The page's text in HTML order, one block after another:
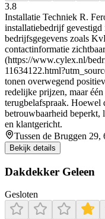
3.8
Installatie Techniek R.
installatiebedrijf
bedrijfsgegevens zoals
contactinformatie
(https://www.cylex.nl/
tonen overwegend
redelijke prijzen, maar
terugbelafspraak. Hoewel
betrouwbaarheid beperkt,
en klantgericht.
Tussen de Bruggen
Bekijk details
Dakdekker Geleen
Gesloten